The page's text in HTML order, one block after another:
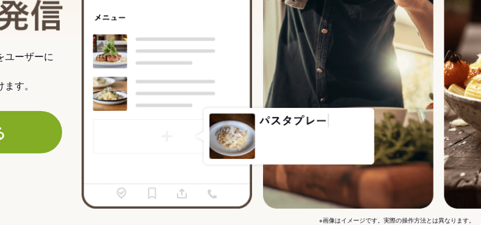
食べログでお店の情報を発信
ユーザーに
す。
※画像はイメージです。実際の操作方法とは異なります。